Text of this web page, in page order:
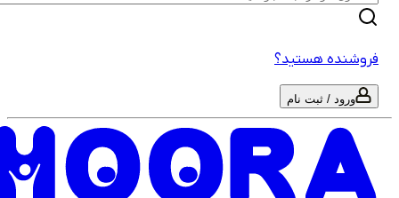
هستید؟
ورود / ثبت نام